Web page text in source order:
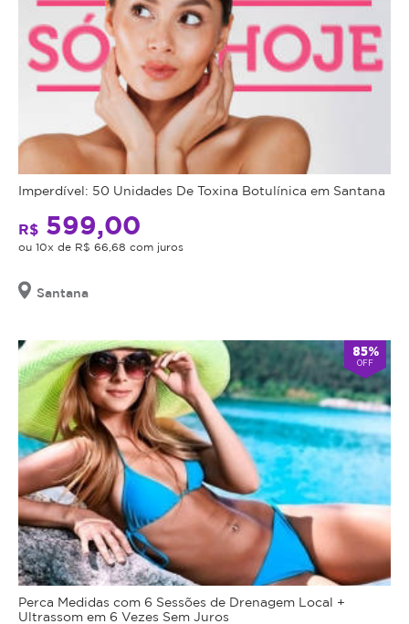
Imperdível: 50 Unidades De Toxina Botulínica em Santana
R$ 599,00
ou 10x de R$ 66,68 com juros
Santana
85%
OFF
Perca Medidas com 6 Sessões de Drenagem Local +
Ultrassom em 6 Vezes Sem Juros